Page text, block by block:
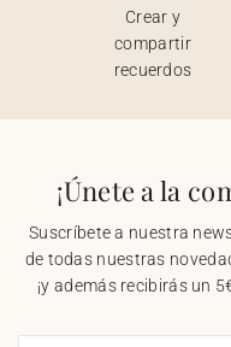
Crear y
compartir
recuerdos
¡Únete a la
Suscríbete a nuestra
de todas nuestras
¡y además recibirás un